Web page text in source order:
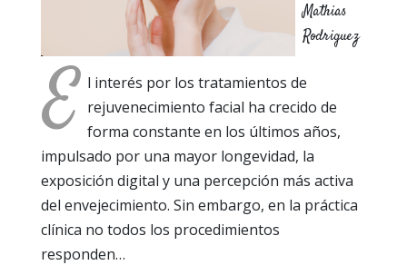
Mathias
Rodriguez
E l interés por los tratamientos de
rejuvenecimiento facial ha crecido de
forma constante en los últimos años,
impulsado por una mayor longevidad, la
exposición digital y una percepción más activa
del envejecimiento. Sin embargo, en la práctica
clínica no todos los procedimientos
responden…